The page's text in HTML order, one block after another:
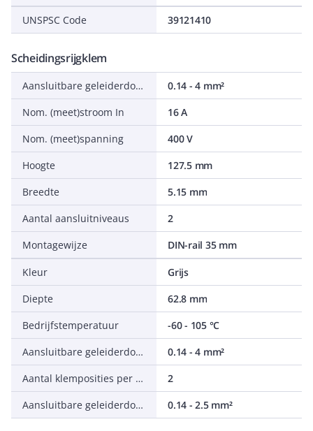
UNSPSC Code 39121410
Scheidingsrijgklem
Aansluitbare geleiderdoorsnede eendraads
0.14 - 4 mm²
Nom. (meet)stroom In
16 A
Nom. (meet)spanning
400 V
Hoogte
127.5 mm
Breedte
5.15 mm
Aantal aansluitniveaus
2
Montagewijze
DIN-rail 35 mm
Kleur
Grijs
Diepte
62.8 mm
Bedrijfstemperatuur
-60 - 105 °C
Aansluitbare geleiderdoorsnede fijndraads zonder adereindhuls
0.14 - 4 mm²
Aantal klemposities per aansluitniveau
2
Aansluitbare geleiderdoorsnede fijndraads met adereindhuls
0.14 - 2.5 mm²